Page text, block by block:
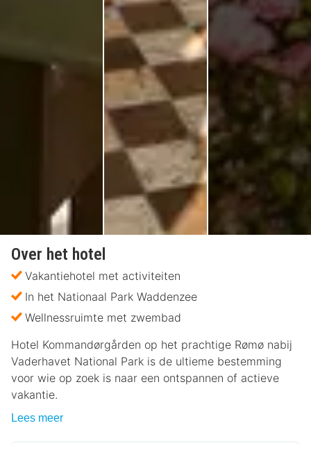
Over het hotel
Vakantiehotel met activiteiten
In het Nationaal Park Waddenzee
Wellnessruimte met zwembad
Hotel Kommandørgården op het prachtige Rømø nabij
Vaderhavet National Park is de ultieme bestemming
voor wie op zoek is naar een ontspannen of actieve
vakantie.
Lees meer